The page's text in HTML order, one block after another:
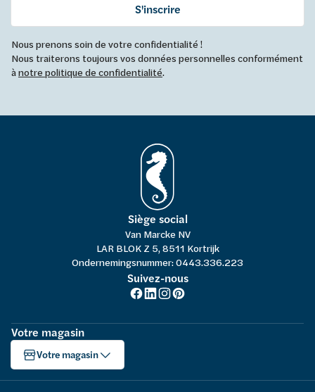
S'inscrire
Nous prenons soin de votre confidentialité !
Nous traiterons toujours vos données personnelles conformément
ànotre politique de confidentialité.
Siège social
Van Marcke NV
LAR BLOK Z 5, 8511 Kortrijk
Ondernemingsnummer: 0443.336.223
Suivez-nous
Votre magasin
Votre magasin